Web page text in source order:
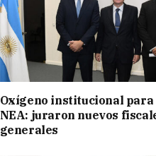
Oxígeno institucional para
NEA: juraron nuevos
generales